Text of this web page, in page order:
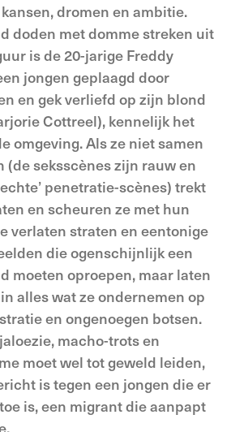
dromen en ambitie.
doden met domme streken uit
is de 20-jarige Freddy
jongen geplaagd door
en gek verliefd op zijn blond
Cottreel), kennelijk het
omgeving. Als ze niet samen
(de seksscènes zijn rauw en
penetratie-scènes) trekt
en scheuren ze met hun
verlaten straten en eentonige
die ogenschijnlijk een
moeten oproepen, maar laten
alles wat ze ondernemen op
en ongenoegen botsen.
macho-trots en
moet wel tot geweld leiden,
is tegen een jongen die er
is, een migrant die aanpapt